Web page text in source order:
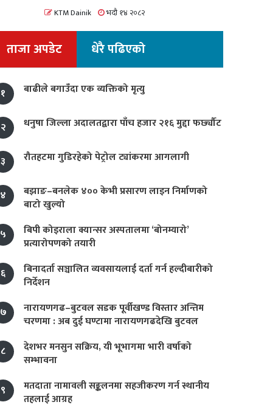
KTM Dainik भदौ १४ २०८२
ताजा अपडेट धेरै पढिएको
१ बाढीले बगाउँदा एक व्यक्तिको मृत्यु
२ धनुषा जिल्ला अदालतद्वारा पाँच हजार २१६ मुद्दा फर्छ्यौट
३ रौतहटमा गुडिरहेको पेट्रोल ट्यांकरमा आगलागी
४
बझाङ–बनलेक ४०० केभी प्रसारण लाइन निर्माणको
बाटो खुल्यो
५
बिपी कोइराला क्यान्सर अस्पतालमा ‘बोनम्यारो’
प्रत्यारोपणको तयारी
६
बिनादर्ता सञ्चालित व्यवसायलाई दर्ता गर्न हल्दीबारीको
निर्देशन
७
नारायणगढ–बुटवल सडक पूर्वीखण्ड विस्तार अन्तिम
चरणमा : अब दुई घण्टामा नारायणगढदेखि बुटवल
८
देशभर मनसुन सक्रिय, यी भूभागमा भारी वर्षाको
सम्भावना
९
मतदाता नामावली सङ्कलनमा सहजीकरण गर्न स्थानीय
तहलाई आग्रह